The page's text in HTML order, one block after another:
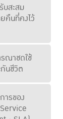
บสะสม
ยคืนที่คงไว้
ณาชดใช้
นชีวิต
ารของ